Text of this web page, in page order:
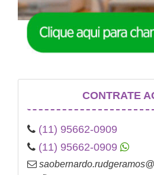
CONTRATE
(11) 95662-0909
(11) 95662-0909